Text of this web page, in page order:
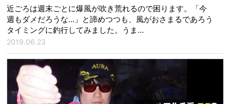
近ごろは週末ごとに爆風が吹き荒れるので困ります。「今
週もダメだろうな…」と諦めつつも、風がおさまるであろう
タイミングに釣行してみました。うま…
2019.06.23